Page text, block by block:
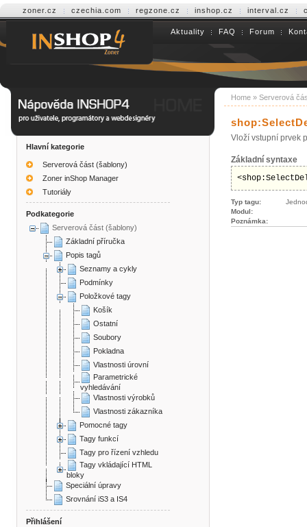
zoner.cz czechia.com regzone.cz inshop.cz interval.cz
Help INSHOP4 Aktuality FAQ Forum
Hlavní kategorie
Serverová část (šablony)
Zoner inShop Manager
Tutoriály
Podkategorie
Serverová část (šablony)
Základní příručka
Popis tagů
Seznamy a cykly
Podmínky
Položkové tagy
Košík
Ostatní
Soubory
Pokladna
Vlastnosti úrovní
Parametrické
vyhledávání
Vlastnosti výrobků
Vlastnosti zákazníka
Pomocné tagy
Tagy funkcí
Tagy pro řízení vzhledu
Tagy vkládající HTML
bloky
Speciální úpravy
Srovnání iS3 a IS4
Přihlášení
Home » Serverová
Vloží vstupní prvek
Základní syntaxe
Typ tagu:
Modul:
Poznámka: